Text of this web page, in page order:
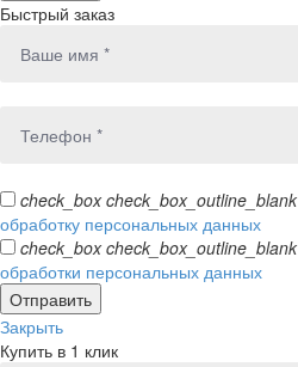
Быстрый заказ
check_box check_box_outline_blank
обработку персональных данных
check_box check_box_outline_blank
обработки персональных данных
Закрыть
Купить в 1 клик